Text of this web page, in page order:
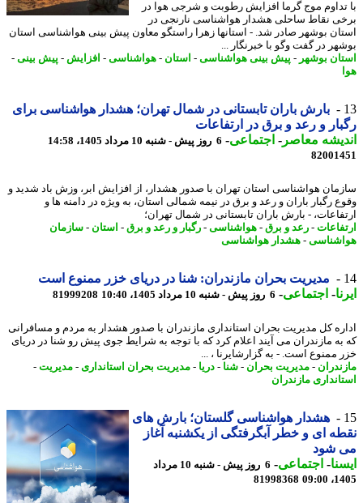
موج گرما افزایش رطوبت و شرجی هوا در
نقاط ساحلی هشدار هواشناسی نارنجی در
بوشهر صادر شد. - استانها زهرا راستگو معاون پیش بینی هواشناسی استان
در گفت وگو با خبرنگار ...
بوشهر-پیش بینی هواشناسی-استان-هواشناسی-افزایش -پیش بینی -
بارش باران تابستانی در شمال تهران؛ هشدار هواشناسی برای
و رعد و برق در ارتفاعات
معاصر-اجتماعی-6 روز پیش - شنبه 10 مرداد 1405، 14:58
هواشناسی استان تهران با صدور هشدار، از افزایش ابر، وزش باد شدید و
رگبار باران و رعد و برق در نیمه شمالی استان، به ویژه در دامنه ها و
- بارش باران تابستانی در شمال تهران؛
-رعد و برق - هواشناسی-رگبار و رعد و برق - استان-سازمان
-هشدار هواشناسی
مدیریت بحران مازندران: شنا در دریای خزر ممنوع است
-اجتماعی-6 روز پیش - شنبه 10 مرداد 1405، 10:40 81999208
کل مدیریت بحران استانداری مازندران با صدور هشدار به مردم و مسافرانی
مازندران می آیند اعلام کرد که با توجه به شرایط جوی پیش رو شنا در دریای
ممنوع است. - به گزارشایرنا ، ...
- مدیریت بحران- شنا-دریا-مدیریت بحران استانداری- مدیریت-
مازندران
هشدار هواشناسی گلستان؛ بارش های
ای و خطر آبگرفتگی از یکشنبه آغاز
شود
-اجتماعی-
6 روز پیش - شنبه 10 مرداد
81998368